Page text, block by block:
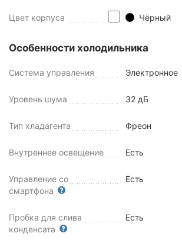
Цвет корпуса Чёрный
Особенности холодильника
Система управления Электронное
Уровень шума 32 дБ
Тип хладагента Фреон
Внутреннее освещение Есть
Управление со
смартфона
Есть
Пробка для слива
конденсата
Есть